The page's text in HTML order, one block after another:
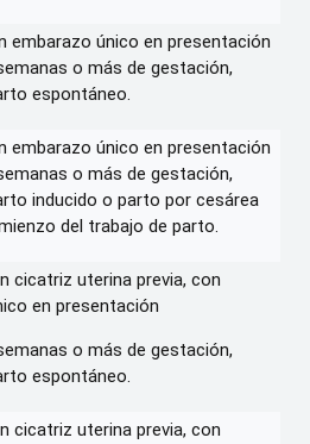
embarazo único en presentación
o más de gestación,
espontáneo.
embarazo único en presentación
o más de gestación,
inducido o parto por cesárea
del trabajo de parto.
cicatriz uterina previa, con
en presentación
o más de gestación,
espontáneo.
cicatriz uterina previa, con